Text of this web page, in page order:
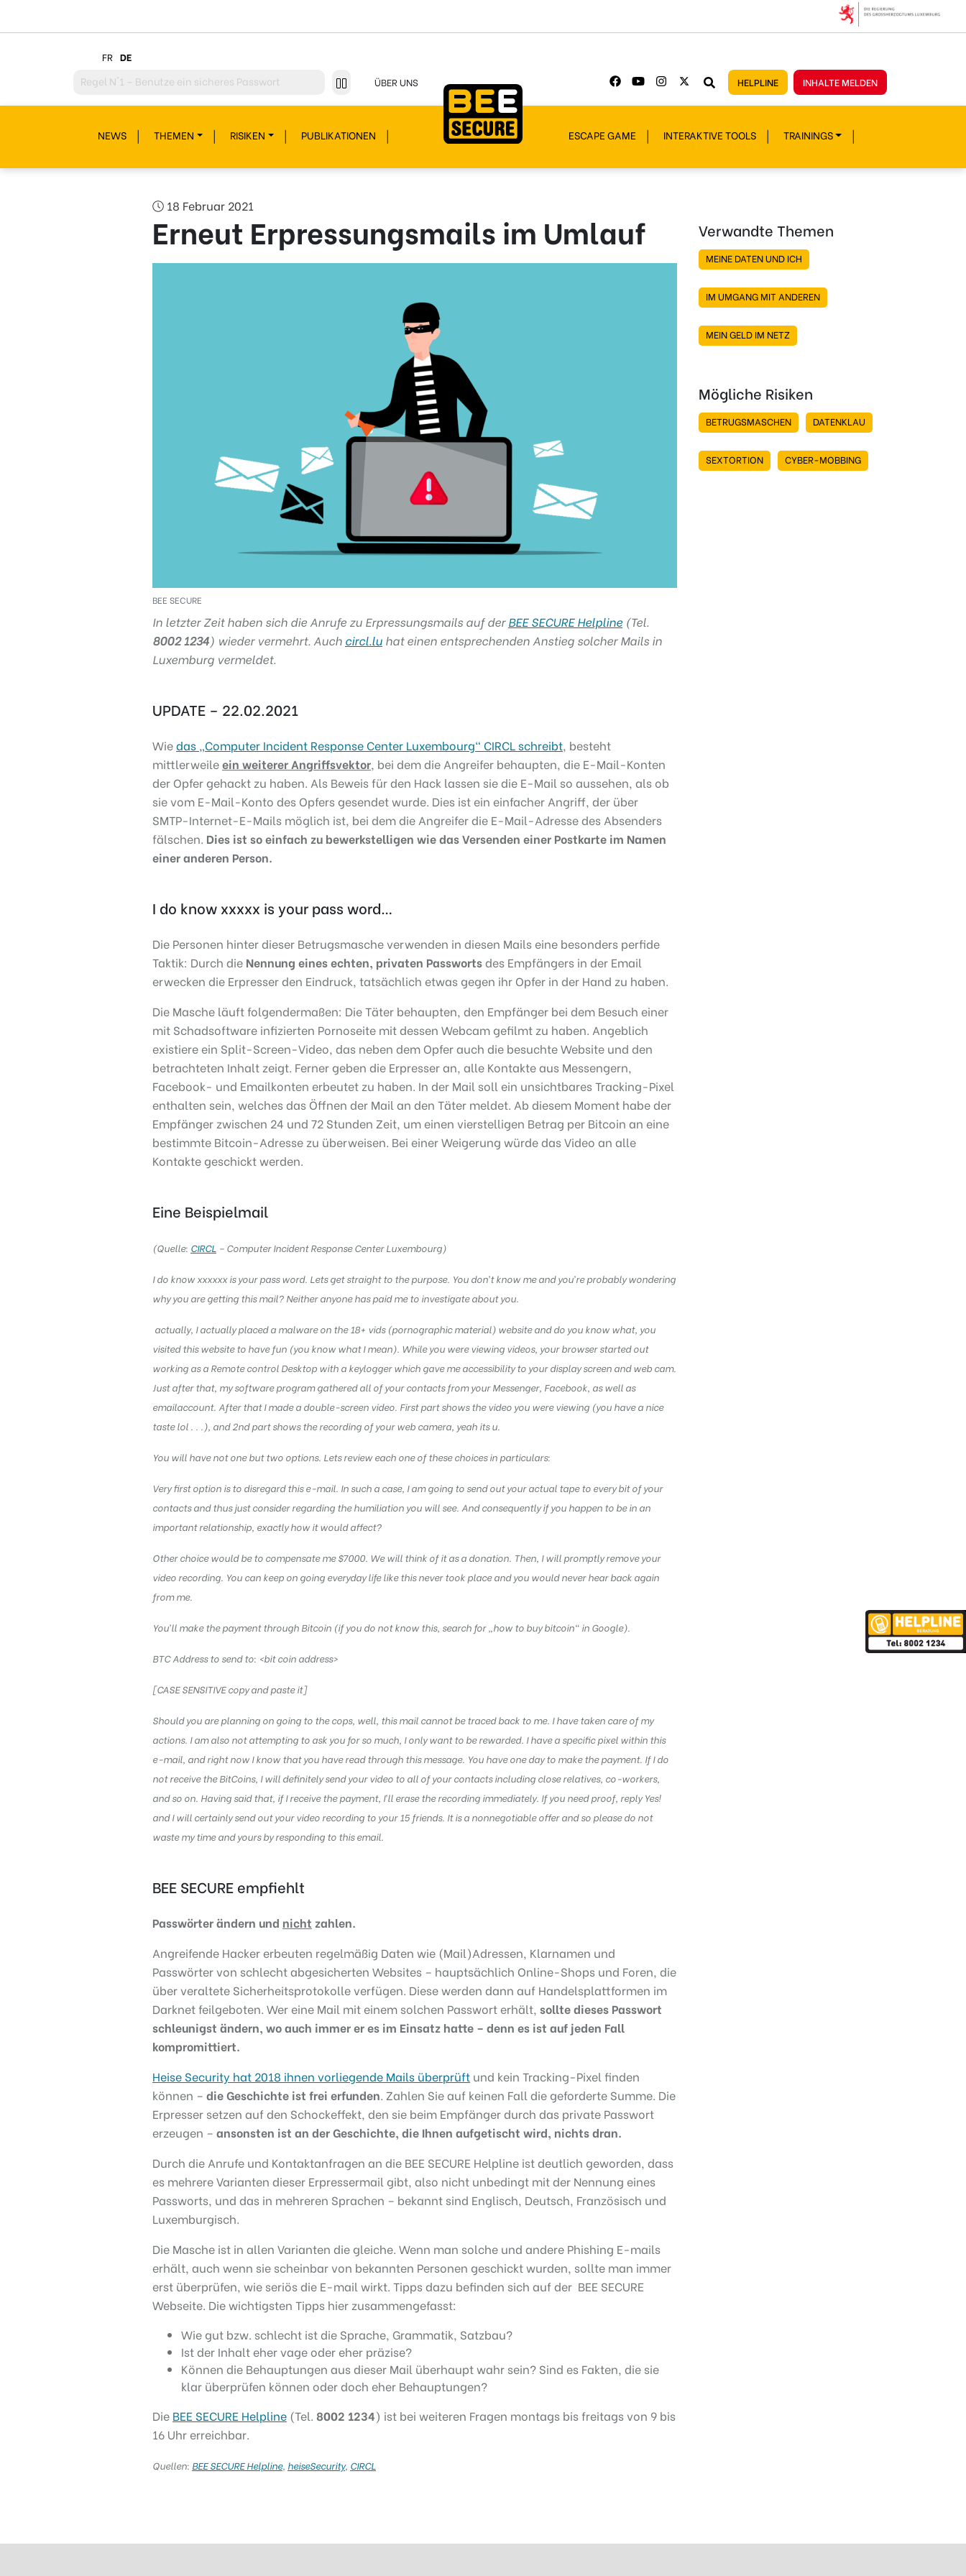
FR DE
Regel N°2 – Überdenke jeden deiner Klicks
RegelN°3 – Überdenke was du postest
RegelN°4 – Respektiere andere
RegelN°5 – Schütze dich vor Hackern/Malware
N°7 – Schau nicht weg!
ÜBER UNS HELPLINE INHALTE MELDEN
NEWS THEMEN RISIKEN PUBLIKATIONEN ESCAPE GAME INTERAKTIVE TOOLS TRAININGS
18 Februar 2021
Erneut Erpressungsmails im Umlauf
BEE SECURE
In letzter Zeit haben sich die Anrufe zu Erpressungsmails auf derBEE SECURE Helpline(Tel.
8002 1234) wieder vermehrt. Auch circl.luhat einen entsprechenden Anstieg solcher Mails in
Luxemburg vermeldet.
UPDATE – 22.02.2021
Wiedas „Computer Incident Response Center Luxembourg“ CIRCL schreibt, besteht
mittlerweileein weiterer Angriffsvektor, bei dem die Angreifer behaupten, die E-Mail-Konten
der Opfer gehackt zu haben. Als Beweis für den Hack lassen sie die E-Mail so aussehen, als ob
sie vom E-Mail-Konto des Opfers gesendet wurde. Dies ist ein einfacher Angriff, der über
SMTP-Internet-E-Mails möglich ist, bei dem die Angreifer die E-Mail-Adresse des Absenders
fälschen. Dies ist so einfach zu bewerkstelligen wie das Versenden einer Postkarte im Namen
einer anderen Person.
I do know xxxxx is your pass word…
Die Personen hinter dieser Betrugsmasche verwenden in diesen Mails eine besonders perfide
Taktik: Durch die Nennung eines echten, privaten Passwortsdes Empfängers in der Email
erwecken die Erpresser den Eindruck, tatsächlich etwas gegen ihr Opfer in der Hand zu haben.
Die Masche läuft folgendermaßen: Die Täter behaupten, den Empfänger bei dem Besuch einer
mit Schadsoftware infizierten Pornoseite mit dessen Webcam gefilmt zu haben. Angeblich
existiere ein Split-Screen-Video, das neben dem Opfer auch die besuchte Website und den
betrachteten Inhalt zeigt. Ferner geben die Erpresser an, alle Kontakte aus Messengern,
Facebook- und Emailkonten erbeutet zu haben. In der Mail soll ein unsichtbares Tracking-Pixel
enthalten sein, welches das Öffnen der Mail an den Täter meldet. Ab diesem Moment habe der
Empfänger zwischen 24 und 72 Stunden Zeit, um einen vierstelligen Betrag per Bitcoin an eine
bestimmte Bitcoin-Adresse zu überweisen. Bei einer Weigerung würde das Video an alle
Kontakte geschickt werden.
Eine Beispielmail
(Quelle: CIRCL – Computer Incident Response Center Luxembourg)
I do know xxxxxx is your pass word. Lets get straight to the purpose. You don’t know me and you’re probably wondering
why you are getting this mail? Neither anyone has paid me to investigate about you.
actually, I actually placed a malware on the 18+ vids (pornographic material) website and do you know what, you
visited this website to have fun (you know what I mean). While you were viewing videos, your browser started out
working as a Remote control Desktop with a keylogger which gave me accessibility to your display screen and web cam.
Just after that, my software program gathered all of your contacts from your Messenger, Facebook, as well as
emailaccount. After that I made a double-screen video. First part shows the video you were viewing (you have a nice
taste lol . . .), and 2nd part shows the recording of your web camera, yeah its u.
You will have not one but two options. Lets review each one of these choices in particulars:
Very first option is to disregard this e-mail. In such a case, I am going to send out your actual tape to every bit of your
contacts and thus just consider regarding the humiliation you will see. And consequently if you happen to be in an
important relationship, exactly how it would affect?
Other choice would be to compensate me $7000. We will think of it as a donation. Then, I will promptly remove your
video recording. You can keep on going everyday life like this never took place and you would never hear back again
from me.
You’ll make the payment through Bitcoin (if you do not know this, search for „how to buy bitcoin“ in Google).
BTC Address to send to: <bit coin address>
[CASE SENSITIVE copy and paste it]
Should you are planning on going to the cops, well, this mail cannot be traced back to me. I have taken care of my
actions. I am also not attempting to ask you for so much, I only want to be rewarded. I have a specific pixel within this
e-mail, and right now I know that you have read through this message. You have one day to make the payment. If I do
not receive the BitCoins, I will definitely send your video to all of your contacts including close relatives, co-workers,
and so on. Having said that, if I receive the payment, I’ll erase the recording immediately. If you need proof, reply Yes!
and I will certainly send out your video recording to your 15 friends. It is a nonnegotiable offer and so please do not
waste my time and yours by responding to this email.
BEE SECURE empfiehlt
Passwörter ändern und nicht zahlen.
Angreifende Hacker erbeuten regelmäßig Daten wie (Mail)Adressen, Klarnamen und
Passwörter von schlecht abgesicherten Websites – hauptsächlich Online-Shops und Foren, die
über veraltete Sicherheitsprotokolle verfügen. Diese werden dann auf Handelsplattformen im
Darknet feilgeboten. Wer eine Mail mit einem solchen Passwort erhält, sollte dieses Passwort
schleunigst ändern, wo auch immer er es im Einsatz hatte – denn es ist auf jeden Fall
kompromittiert.
Heise Security hat 2018 ihnen vorliegende Mails überprüftund kein Tracking-Pixel finden
können – die Geschichte ist frei erfunden. Zahlen Sie auf keinen Fall die geforderte Summe. Die
Erpresser setzen auf den Schockeffekt, den sie beim Empfänger durch das private Passwort
erzeugen – ansonsten ist an der Geschichte, die Ihnen aufgetischt wird, nichts dran.
Durch die Anrufe und Kontaktanfragen an die BEE SECURE Helpline ist deutlich geworden, dass
es mehrere Varianten dieser Erpressermail gibt, also nicht unbedingt mit der Nennung eines
Passworts, und das in mehreren Sprachen – bekannt sind Englisch, Deutsch, Französisch und
Luxemburgisch.
Die Masche ist in allen Varianten die gleiche. Wenn man solche und andere Phishing E-mails
erhält, auch wenn sie scheinbar von bekannten Personen geschickt wurden, sollte man immer
erst überprüfen, wie seriös die E-mail wirkt. Tipps dazu befinden sich auf der BEE SECURE
Webseite. Die wichtigsten Tipps hier zusammengefasst:
Wie gut bzw. schlecht ist die Sprache, Grammatik, Satzbau?
Ist der Inhalt eher vage oder eher präzise?
Können die Behauptungen aus dieser Mail überhaupt wahr sein? Sind es Fakten, die sie
klar überprüfen können oder doch eher Behauptungen?
Die BEE SECURE Helpline(Tel. 8002 1234) ist bei weiteren Fragen montags bis freitags von 9 bis
16 Uhr erreichbar.
Quellen: BEE SECURE Helpline, heiseSecurity, CIRCL
Verwandte Themen
MEINE DATEN UND ICH
IM UMGANG MIT ANDEREN
MEIN GELD IM NETZ
Mögliche Risiken
BETRUGSMASCHEN DATENKLAU
SEXTORTION CYBER-MOBBING